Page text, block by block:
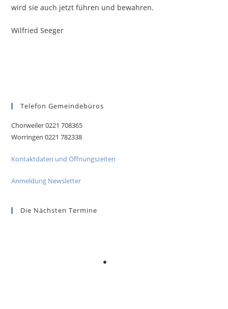
wird sie auch jetzt führen und bewahren.
Wilfried Seeger
Telefon Gemeindebüros
Chorweiler 0221 708365
Worringen 0221 782338
Kontaktdaten und Öffnungszeiten
Anmeldung Newsletter
Die Nächsten Termine